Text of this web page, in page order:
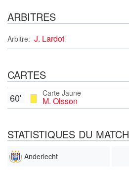
ARBITRES
Arbitre: J. Lardot
CARTES
Carte Jaune
M. Olsson
60'
STATISTIQUES DU MATCH
Anderlecht